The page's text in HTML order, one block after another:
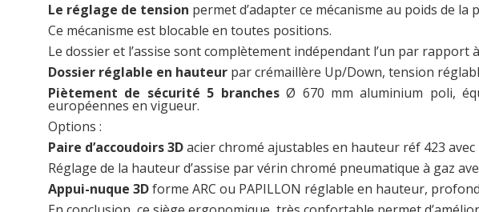
Le réglage de tension permet d’adapter ce mécanisme au poids de la
Ce mécanisme est blocable en toutes positions.
Le dossier et l’assise sont complètement indépendant l’un par
Dossier réglable en hauteur par crémaillère Up/Down, tension
Piètement de sécurité 5 branchesØ 670 mm aluminium poli,
européennes en vigueur.
Options :
Paire d’accoudoirs 3Dacier chromé ajustables en hauteur réf 423
Réglage de la hauteur d’assise par vérin chromé pneumatique à gaz
Appui-nuque 3Dforme ARC ou PAPILLON réglable en hauteur,